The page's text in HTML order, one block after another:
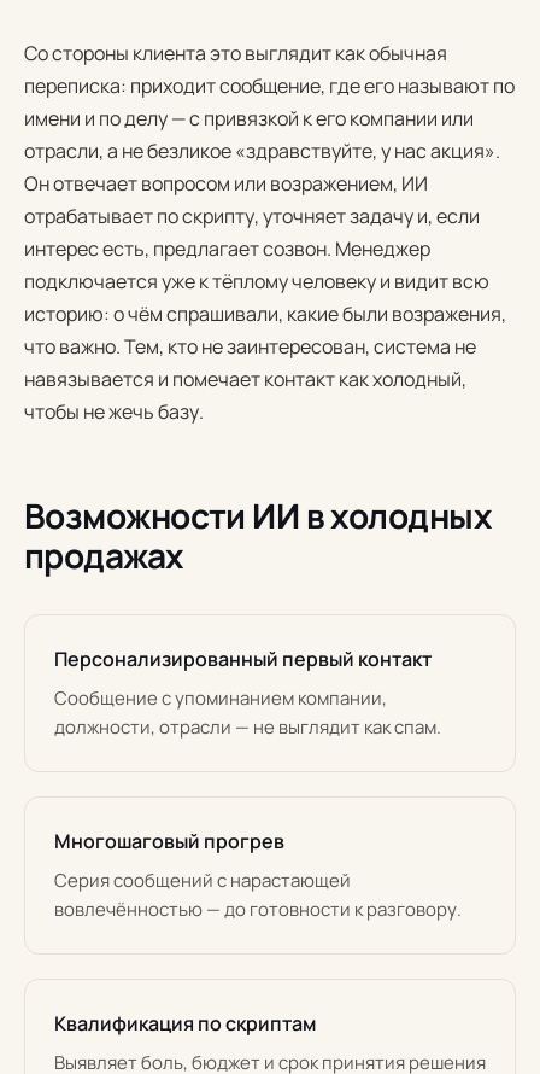
Со стороны клиента это выглядит как обычная
переписка: приходит сообщение, где его называют по
имени и по делу — с привязкой к его компании или
отрасли, а не безликое «здравствуйте, у нас акция».
Он отвечает вопросом или возражением, ИИ
отрабатывает по скрипту, уточняет задачу и, если
интерес есть, предлагает созвон. Менеджер
подключается уже к тёплому человеку и видит всю
историю: о чём спрашивали, какие были возражения,
что важно. Тем, кто не заинтересован, система не
навязывается и помечает контакт как холодный,
чтобы не жечь базу.
Возможности ИИ в холодных
продажах
Персонализированный первый контакт
Сообщение с упоминанием компании,
должности, отрасли — не выглядит как спам.
Многошаговый прогрев
Серия сообщений с нарастающей
вовлечённостью — до готовности к разговору.
Квалификация по скриптам
Выявляет боль, бюджет и срок принятия решения